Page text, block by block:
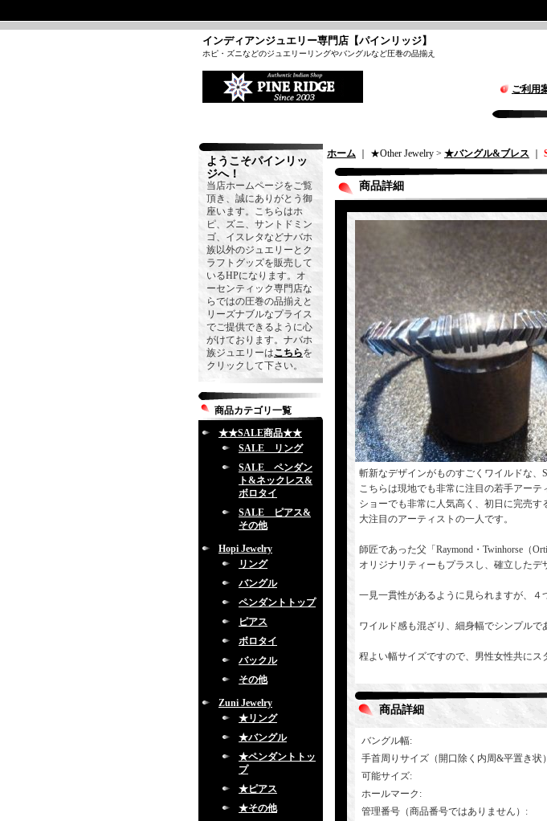
インディアンジュエリー専門店【パインリッジ】
ホピ・ズニなどのジュエリーリングやバングルなど圧巻の品揃え
ご利用
ようこそパインリッ
ジへ！
当店ホームページをご覧
頂き、誠にありがとう御
座います。こちらはホ
ピ、ズニ、サントドミン
ゴ、イスレタなどナバホ
族以外のジュエリーとク
ラフトグッズを販売して
いるHPになります。オ
ーセンティック専門店な
らではの圧巻の品揃えと
リーズナブルなプライス
でご提供できるように心
がけております。ナバホ
族ジュエリーはこちらを
クリックして下さい。
商品カテゴリ一覧
★★SALE商品★★
SALE リング
SALE ペンダン
ト&ネックレス&
ボロタイ
SALE ピアス&
その他
Hopi Jewelry
リング
バングル
ペンダントトップ
ピアス
ボロタイ
バックル
その他
Zuni Jewelry
★リング
★バングル
★ペンダントトッ
プ
★ピアス
★その他
ホーム ｜ ★Other Jewelry > ★バングル&ブレス
商品詳細
斬新なデザインがものすごくワイルドな、
こちらは現地でも非常に注目の若手アーテ
ショーでも非常に人気高く、初日に完売す
大注目のアーティストの一人です。
師匠であった父「Raymond・Twinhorse（
オリジナリティーもプラスし、確立したデ
一見一貫性があるように見られますが、４
ワイルド感も混ざり、細身幅でシンプルで
程よい幅サイズですので、男性女性共にス
商品詳細
バングル幅:
手首周りサイズ（開口除く内周&平置き状
可能サイズ:
ホールマーク :
管理番号（商品番号ではありません） :